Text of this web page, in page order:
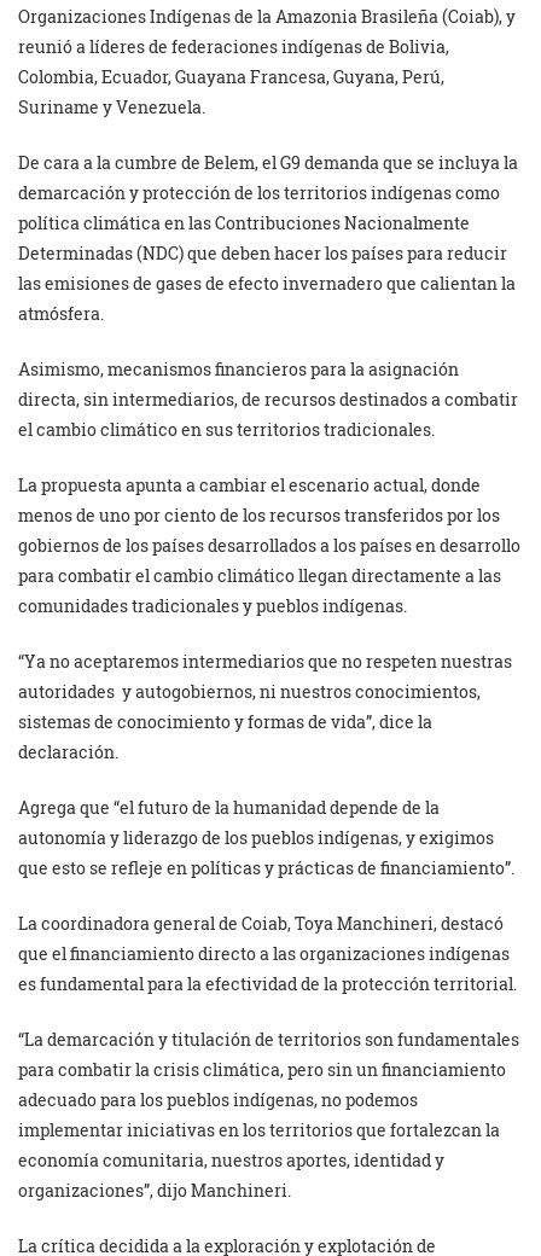
Organizaciones Indígenas de la Amazonia Brasileña (Coiab), y
reunió a líderes de federaciones indígenas de Bolivia,
Colombia, Ecuador, Guayana Francesa, Guyana, Perú,
Suriname y Venezuela.
De cara a la cumbre de Belem, el G9 demanda que se incluya la
demarcación y protección de los territorios indígenas como
política climática en las Contribuciones Nacionalmente
Determinadas (NDC) que deben hacer los países para reducir
las emisiones de gases de efecto invernadero que calientan la
atmósfera.
Asimismo, mecanismos financieros para la asignación
directa, sin intermediarios, de recursos destinados a combatir
el cambio climático en sus territorios tradicionales.
La propuesta apunta a cambiar el escenario actual, donde
menos de uno por ciento de los recursos transferidos por los
gobiernos de los países desarrollados a los países en desarrollo
para combatir el cambio climático llegan directamente a las
comunidades tradicionales y pueblos indígenas.
“Ya no aceptaremos intermediarios que no respeten nuestras
autoridades y autogobiernos, ni nuestros conocimientos,
sistemas de conocimiento y formas de vida”, dice la
declaración.
Agrega que “el futuro de la humanidad depende de la
autonomía y liderazgo de los pueblos indígenas, y exigimos
que esto se refleje en políticas y prácticas de financiamiento”.
La coordinadora general de Coiab, Toya Manchineri, destacó
que el financiamiento directo a las organizaciones indígenas
es fundamental para la efectividad de la protección territorial.
“La demarcación y titulación de territorios son fundamentales
para combatir la crisis climática, pero sin un financiamiento
adecuado para los pueblos indígenas, no podemos
implementar iniciativas en los territorios que fortalezcan la
economía comunitaria, nuestros aportes, identidad y
organizaciones”, dijo Manchineri.
La crítica decidida a la exploración y explotación de